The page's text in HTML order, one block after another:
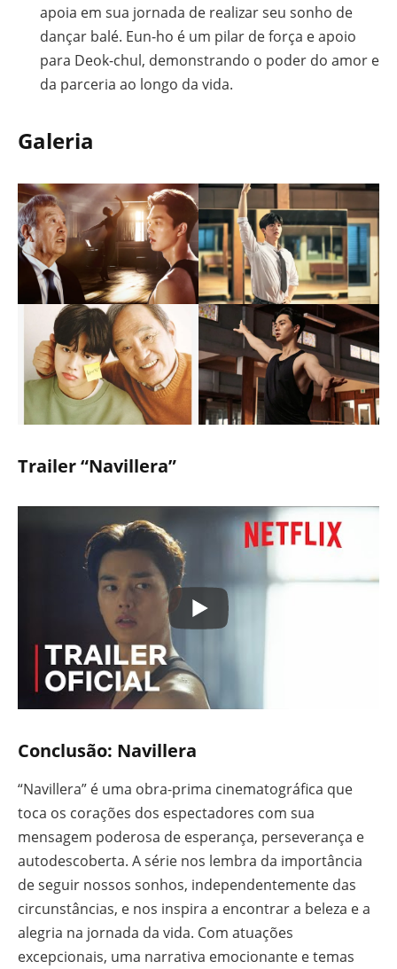
apoia em sua jornada de realizar seu sonho de
dançar balé. Eun-ho é um pilar de força e apoio
para Deok-chul, demonstrando o poder do amor e
da parceria ao longo da vida.
Galeria
Trailer “Navillera”
Conclusão: Navillera
“Navillera” é uma obra-prima cinematográfica que
toca os corações dos espectadores com sua
mensagem poderosa de esperança, perseverança e
autodescoberta. A série nos lembra da importância
de seguir nossos sonhos, independentemente das
circunstâncias, e nos inspira a encontrar a beleza e a
alegria na jornada da vida. Com atuações
excepcionais, uma narrativa emocionante e temas